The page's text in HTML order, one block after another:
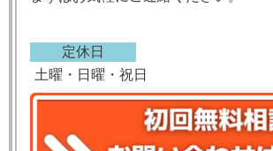
定休日
土曜・日曜・祝日